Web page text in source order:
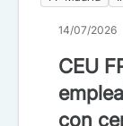
14/07/2026
CEU
con